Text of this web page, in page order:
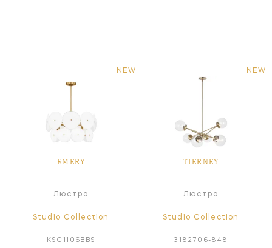
NEW
EMERY
Люстра
Studio Collection
KSC1106BBS
NEW
TIERNEY
Люстра
Studio Collection
3182706-848